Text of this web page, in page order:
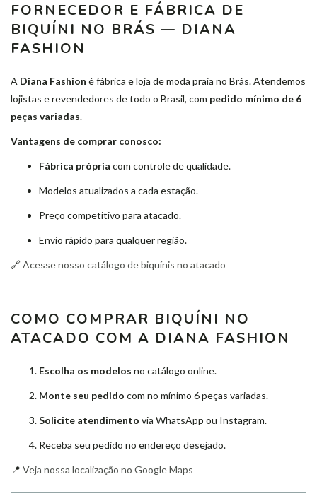
FORNECEDOR E FÁBRICA DE
BIQUÍNI NO BRÁS — DIANA
FASHION
A Diana Fashion é fábrica e loja de moda praia no Brás. Atendemos
lojistas e revendedores de todo o Brasil, com pedido mínimo de 6
peças variadas.
Vantagens de comprar conosco:
Fábrica própria com controle de qualidade.
Modelos atualizados a cada estação.
Preço competitivo para atacado.
Envio rápido para qualquer região.
🔗Acesse nosso catálogo de biquínis no atacado
COMO COMPRAR BIQUÍNI NO
ATACADO COM A DIANA FASHION
Escolha os modelos no catálogo online.
Monte seu pedido com no mínimo 6 peças variadas.
Solicite atendimento via WhatsApp ou Instagram.
Receba seu pedido no endereço desejado.
📍 Veja nossa localização no Google Maps